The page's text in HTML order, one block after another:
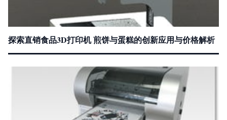
探索直销食品3D打印机 煎饼与蛋糕的创新应用与价格解析